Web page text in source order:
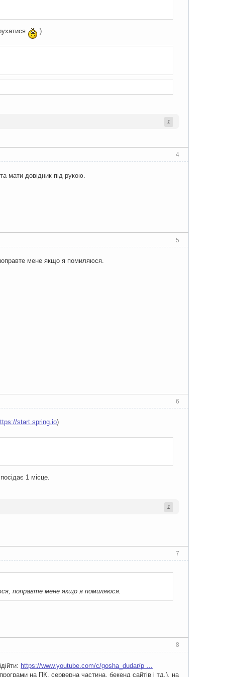
)
1
4
мати довідник під рукою.
5
мене якщо я помиляюся.
6
start.spring.io)
1 місце.
1
7
поправте мене якщо я помиляюся.
8
https://www.youtube.com/c/gosha_dudar/p …
на ПК, серверна частина, бекенд сайтів і тд.), на